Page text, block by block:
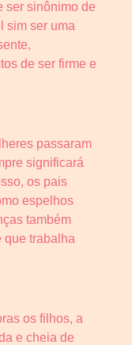
ser sinônimo de
sim ser uma
de ser firme e
passaram
significará
os pais
espelhos
também
que trabalha
os filhos, a
e cheia de